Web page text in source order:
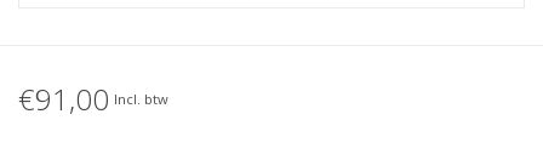
€91,00 Incl. btw